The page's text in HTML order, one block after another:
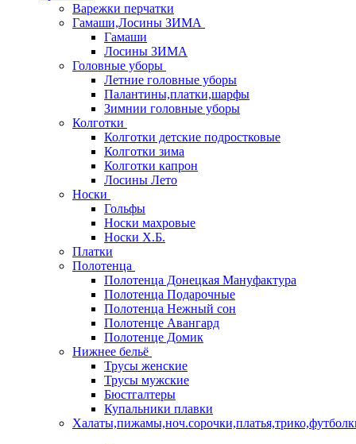
Варежки перчатки
Гамаши,Лосины ЗИМА
Гамаши
Лосины ЗИМА
Головные уборы
Летние головные уборы
Палантины,платки,шарфы
Зимнии головные уборы
Колготки
Колготки детские подростковые
Колготки зима
Колготки капрон
Лосины Лето
Носки
Гольфы
Носки махровые
Носки Х.Б.
Платки
Полотенца
Полотенца Донецкая Мануфактура
Полотенца Подарочные
Полотенца Нежный сон
Полотенце Авангард
Полотенце Домик
Нижнее бельё
Трусы женские
Трусы мужские
Бюстгалтеры
Купальники плавки